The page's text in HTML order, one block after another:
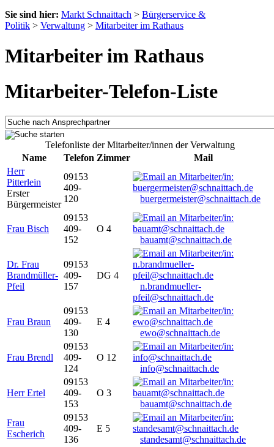
Sie sind hier: Markt Schnaittach > Bürgerservice &
Politik > Verwaltung > Mitarbeiter im Rathaus
Mitarbeiter im Rathaus
Mitarbeiter-Telefon-Liste
Telefonliste der Mitarbeiter/innen der Verwaltung
Name
Telefon Zimmer
Mail
Herr
Pitterlein
Erster
Bürgermeister
09153
409-
120
buergermeister@schnaittach.de
Frau Bisch
09153
409-
152
O 4
bauamt@schnaittach.de
Dr. Frau
Brandmüller-
Pfeil
09153
409-
157
DG 4
n.brandmueller-
pfeil@schnaittach.de
Frau Braun
09153
409-
130
E 4
ewo@schnaittach.de
Frau Brendl
09153
409-
124
O 12
info@schnaittach.de
Herr Ertel
09153
409-
153
O 3
bauamt@schnaittach.de
Frau
Escherich
09153
409-
136
E 5
standesamt@schnaittach.de